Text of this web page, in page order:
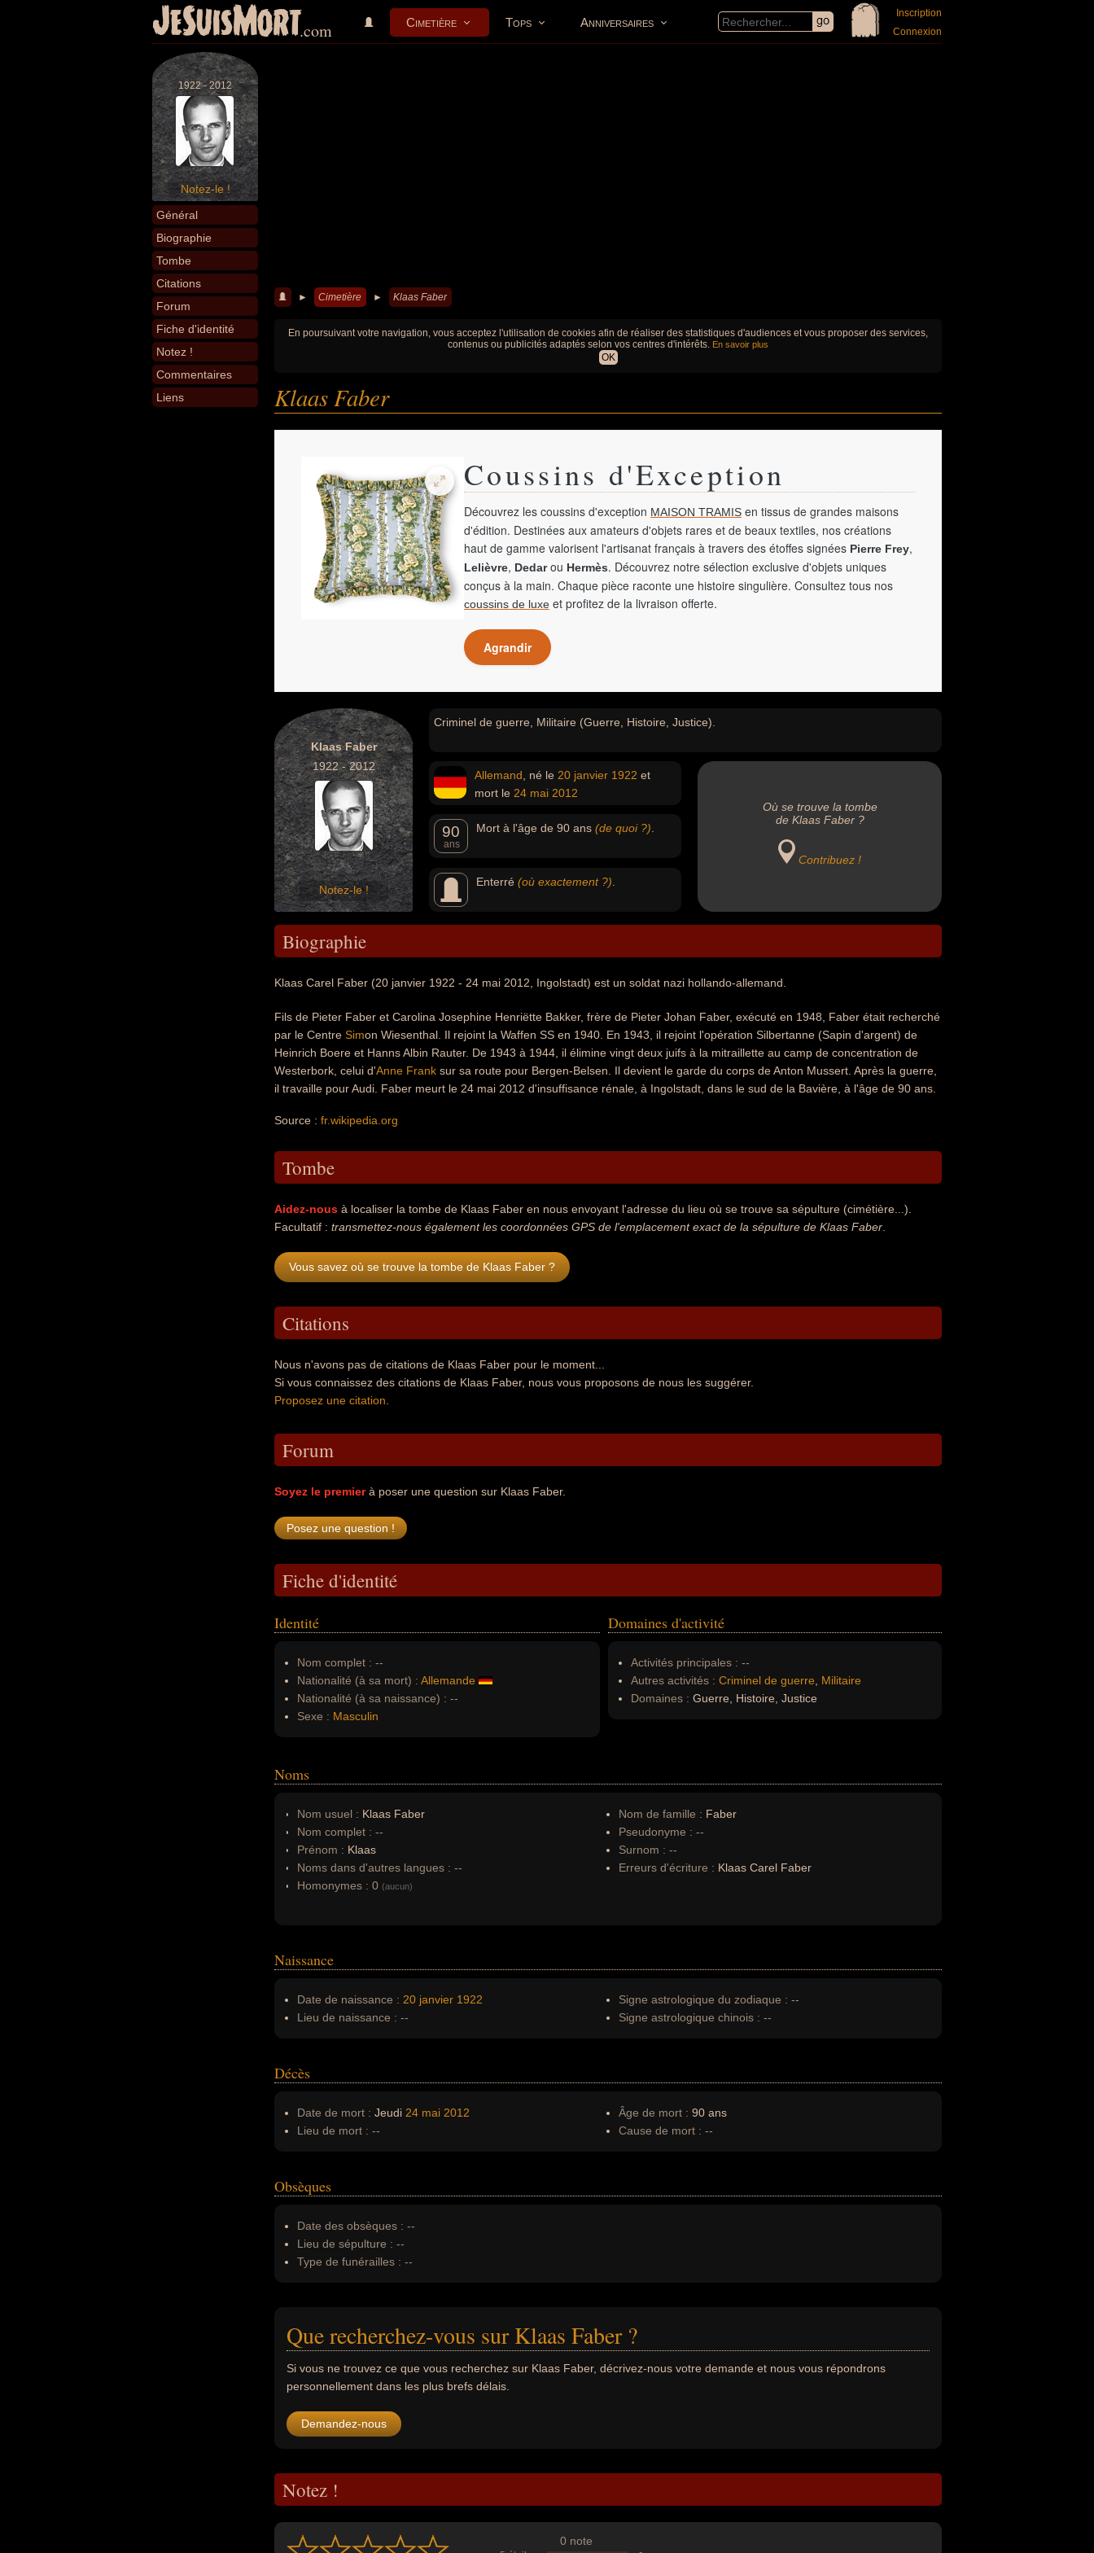
JeSuisMort.com Cimetière Tops Anniversaires
Inscription
Connexion
1922 - 2012
Notez-le !
Général
Biographie
Tombe
Citations
Forum
Fiche d'identité
Notez !
Commentaires
Liens
► Cimetière ► Klaas Faber
En poursuivant votre navigation, vous acceptez l'utilisation de cookies afin de réaliser des statistiques d'audiences et vous proposer des services,
contenus ou publicités adaptés selon vos centres d'intérêts. En savoir plus
OK
Klaas Faber
Coussins d'Exception
Découvrez les coussins d'exception MAISON TRAMIS en tissus de grandes maisons
d'édition. Destinées aux amateurs d'objets rares et de beaux textiles, nos créations
haut de gamme valorisent l'artisanat français à travers des étoffes signées Pierre Frey,
Lelièvre, Dedarou Hermès. Découvrez notre sélection exclusive d'objets uniques
conçus à la main. Chaque pièce raconte une histoire singulière. Consultez tous nos
coussins de luxe et profitez de la livraison offerte.
Agrandir
Klaas Faber
1922 - 2012
Notez-le !
Criminel de guerre, Militaire (Guerre, Histoire, Justice).
Allemand , né le 20 janvier 1922 et
mort le 24 mai 2012
90
ans
Mort à l'âge de 90 ans (de quoi ?)
Enterré (où exactement ?)
Où se trouve la tombe
de Klaas Faber ?
Contribuez !
Biographie
Klaas Carel Faber (20 janvier 1922 - 24 mai 2012, Ingolstadt) est un soldat nazi hollando-allemand.
Fils de Pieter Faber et Carolina Josephine Henriëtte Bakker, frère de Pieter Johan Faber, exécuté en 1948, Faber était recherché
par le Centre Simon Wiesenthal. Il rejoint la Waffen SS en 1940. En 1943, il rejoint l'opération Silbertanne (Sapin d'argent) de
Heinrich Boere et Hanns Albin Rauter. De 1943 à 1944, il élimine vingt deux juifs à la mitraillette au camp de concentration de
Westerbork, celui d'Anne Frank sur sa route pour Bergen-Belsen. Il devient le garde du corps de Anton Mussert. Après la guerre,
il travaille pour Audi. Faber meurt le 24 mai 2012 d'insuffisance rénale, à Ingolstadt, dans le sud de la Bavière, à l'âge de 90 ans.
Source : fr.wikipedia.org
Tombe
Aidez-nous à localiser la tombe de Klaas Faber en nous envoyant l'adresse du lieu où se trouve sa sépulture (cimétière...).
Facultatif : transmettez-nous également les coordonnées GPS de l'emplacement exact de la sépulture de Klaas Faber
Vous savez où se trouve la tombe de Klaas Faber ?
Citations
Nous n'avons pas de citations de Klaas Faber pour le moment...
Si vous connaissez des citations de Klaas Faber, nous vous proposons de nous les suggérer.
Proposez une citation
Forum
Soyez le premierà poser une question sur Klaas Faber.
Fiche d'identité
Identité
Nom complet : --
Nationalité (à sa mort) : Allemande
Nationalité (à sa naissance) : --
Sexe : Masculin
Domaines d'activité
Activités principales : --
Autres activités : Criminel de guerre
Militaire
Domaines : Guerre, Histoire, Justice
Noms
Nom usuel : Klaas Faber
Nom complet : --
Prénom : Klaas
Noms dans d'autres langues : --
Homonymes : 0 (aucun)
Nom de famille : Faber
Pseudonyme : --
Surnom : --
Erreurs d'écriture : Klaas Carel Faber
Naissance
Date de naissance : 20 janvier 1922
Lieu de naissance : --
Signe astrologique du zodiaque : --
Signe astrologique chinois : --
Décès
Date de mort : Jeudi 24 mai 2012
Lieu de mort : --
Âge de mort : 90 ans
Cause de mort : --
Obsèques
Date des obsèques : --
Lieu de sépulture : --
Type de funérailles : --
Que recherchez-vous sur Klaas Faber ?
Si vous ne trouvez ce que vous recherchez sur Klaas Faber, décrivez-nous votre demande et nous vous répondrons
personnellement dans les plus brefs délais.
Demandez-nous
Notez !
0 note